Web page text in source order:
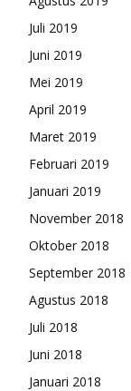
Juli 2019
Juni 2019
Mei 2019
April 2019
Maret 2019
Februari 2019
Januari 2019
November 2018
Oktober 2018
September 2018
Agustus 2018
Juli 2018
Juni 2018
Januari 2018